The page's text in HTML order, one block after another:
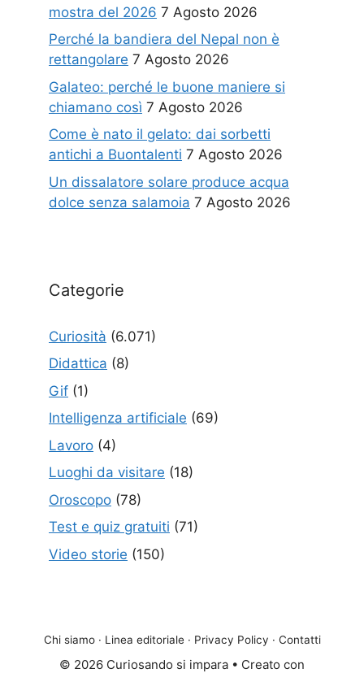
mostra del 2026 7 Agosto 2026
Perché la bandiera del Nepal non è
rettangolare 7 Agosto 2026
Galateo: perché le buone maniere si
chiamano così 7 Agosto 2026
Come è nato il gelato: dai sorbetti
antichi a Buontalenti 7 Agosto 2026
Un dissalatore solare produce acqua
dolce senza salamoia 7 Agosto 2026
Categorie
Curiosità (6.071)
Didattica (8)
Gif (1)
Intelligenza artificiale (69)
Lavoro (4)
Luoghi da visitare (18)
Oroscopo (78)
Test e quiz gratuiti (71)
Video storie (150)
Chi siamo · Linea editoriale · Privacy Policy · Contatti
© 2026 Curiosando si impara • Creato con